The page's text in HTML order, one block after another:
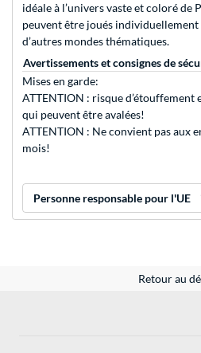
idéale à l’univers vaste et coloré de
peuvent être joués individuellement
d’autres mondes thématiques.
Avertissements et consignes de
Mises en garde:
ATTENTION : risque d’étouffement
qui peuvent être avalées!
ATTENTION : Ne convient pas aux
mois!
Personne responsable pour l'UE
Retour au